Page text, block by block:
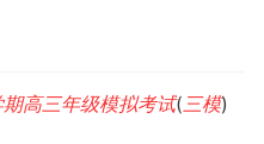
高三年级模拟考试(三模)